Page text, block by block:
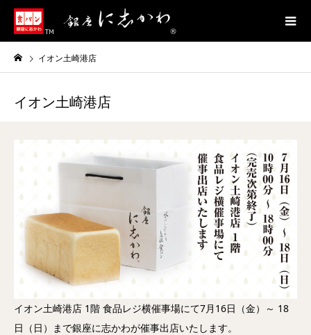
イオン土崎港店
イオン土崎港店
イオン土崎港店 1階 食品レジ横催事場にて7月16日（金）～ 18
日（日）まで銀座に志かわが催事出店いたします。